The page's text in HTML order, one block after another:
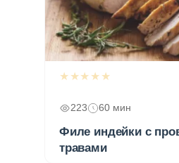
★★★★★
223 60 мин
Филе индейки с
травами